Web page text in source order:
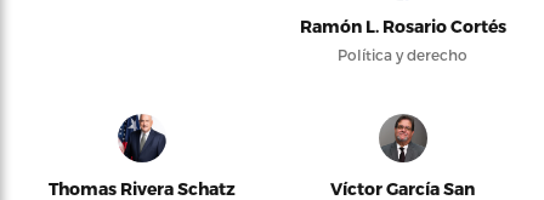
Ramón L. Rosario Cortés
Política y derecho
Thomas Rivera Schatz
Víctor García San